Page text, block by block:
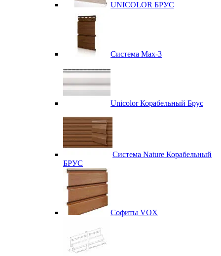
UNICOLOR БРУС
Система Max-3
Unicolor Корабельный Брус
Система Nature Корабельный
БРУС
Софиты VOX